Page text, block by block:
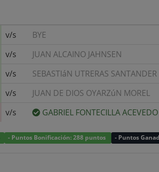
v/s BYE
v/s JUAN ALCAINO JAHNSEN
v/s SEBASTIáN UTRERAS SANTANDER
v/s JUAN DE DIOS OYARZúN MOREL
v/s GABRIEL FONTECILLA ACEVEDO
- Puntos Bonificación: 288 puntos - Puntos